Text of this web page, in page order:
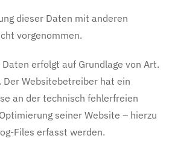
dieser Daten mit anderen
vorgenommen.
erfolgt auf Grundlage von Art.
Der Websitebetreiber hat ein
an der technisch fehlerfreien
seiner Website – hierzu
Files erfasst werden.